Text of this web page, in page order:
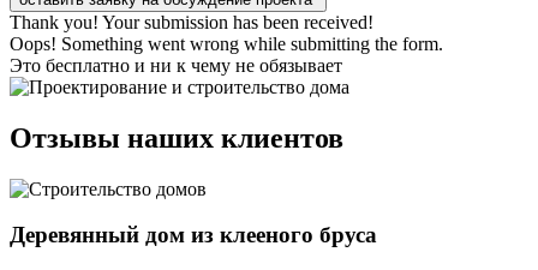
Thank you! Your submission has been received!
Oops! Something went wrong while submitting the form.
Это бесплатно и ни к чему не обязывает
Отзывы наших клиентов
Деревянный дом из клееного бруса